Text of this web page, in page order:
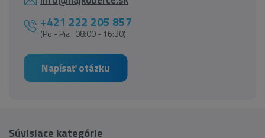
+421 222 205 857
(Po - Pia 08:00 - 16:30)
Napísať otázku
Súvisiace kategórie